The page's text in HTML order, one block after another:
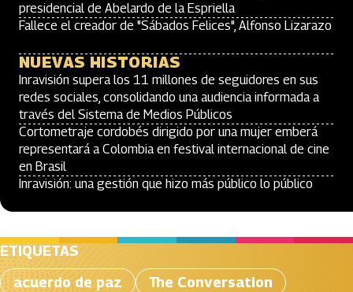
presidencial de Abelardo de la Espriella
Fallece el creador de "Sábados Felices", Alfonso Lizarazo
NUEVAS HISTORIAS
Inravisión supera los 11 millones de seguidores en sus
redes sociales, consolidando una audiencia informada a
través del Sistema de Medios Públicos
Cortometraje cordobés dirigido por una mujer emberá
representará a Colombia en festival internacional de cine
en Brasil
Inravisión: una gestión que hizo más público lo público
ETIQUETAS
acuerdo de paz
The Conversation